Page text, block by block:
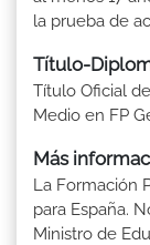
la prueba de
Título-
Título Oficial
Medio en FP
Más
La Formación
para España.
Ministro de